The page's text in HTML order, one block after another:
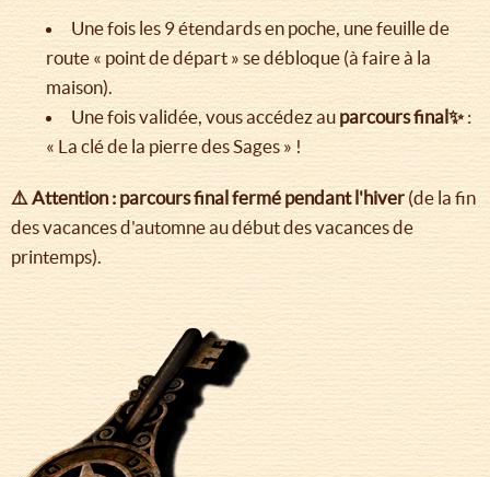
Une fois les 9 étendards en poche, une feuille de
route « point de départ » se débloque (à faire à la
maison).
Une fois validée, vous accédez au parcours final✨:
« La clé de la pierre des Sages » !
⚠️ Attention : parcours final fermé pendant l'hiver (de la fin
des vacances d'automne au début des vacances de
printemps).